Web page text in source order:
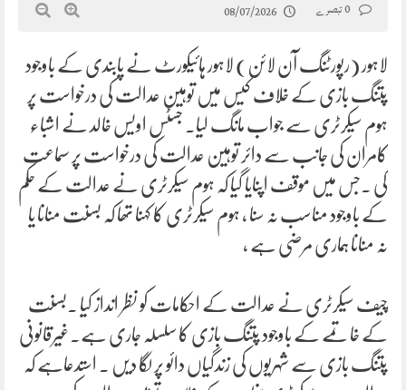
08/07/2026
لاہور (رپورٹنگ آن لائن) لاہور ہائیکورٹ نے پابندی کے باوجود
پتنگ بازی کے خلاف کیس میں توہین عدالت کی درخواست پر
ہوم سیکرٹری سے جواب مانگ لیا۔ جسٹس اویس خالد نے اشباء
کامران کی جانب سے دائر توہین عدالت کی درخواست پر سماعت
کی ۔جس میں موقف اپنایا گیا کہ ہوم سیکرٹری نے عدالت کے حکم
کے باوجود مناسب نہ سنا ، ہوم سیکرٹری کا کہنا تھا کہ بسنت منانا یا
نہ منانا ہماری مرضی ہے ،
چیف سیکرٹری نے عدالت کے احکامات کو نظر انداز کیا ۔بسنت
کے خاتمے کے باوجود پتنگ بازی کا سلسلہ جاری ہے۔غیرقانونی
پتنگ بازی سے شہریوں کی زندگیاں دائو پر لگا دیں ۔ استدعاہے کہ